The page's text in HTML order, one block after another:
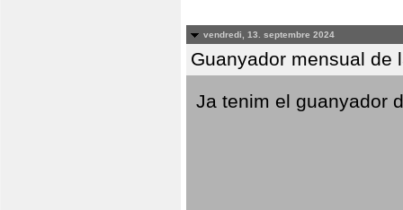
vendredi, 13. septembre 2024
Guanyador mensual de
Ja tenim el guanyador